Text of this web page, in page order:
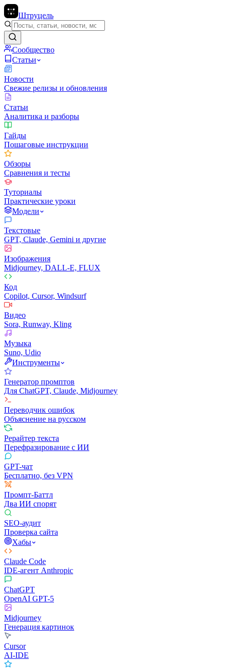
Штруцель
Сообщество
Статьи
Новости
Свежие релизы и обновления
Статьи
Аналитика и разборы
Гайды
Пошаговые инструкции
Обзоры
Сравнения и тесты
Туториалы
Практические уроки
Модели
Текстовые
GPT, Claude, Gemini и другие
Изображения
Midjourney, DALL-E, FLUX
Код
Copilot, Cursor, Windsurf
Видео
Sora, Runway, Kling
Музыка
Suno, Udio
Инструменты
Генератор промптов
Для ChatGPT, Claude, Midjourney
Переводчик ошибок
Объяснение на русском
Рерайтер текста
Перефразирование с ИИ
GPT-чат
Бесплатно, без VPN
Промпт-Баттл
Два ИИ спорят
SEO-аудит
Проверка сайта
Хабы
Claude Code
IDE-агент Anthropic
ChatGPT
OpenAI GPT-5
Midjourney
Генерация картинок
Cursor
AI-IDE